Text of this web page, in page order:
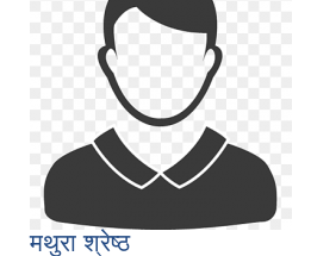
मथुरा श्रेष्ठ